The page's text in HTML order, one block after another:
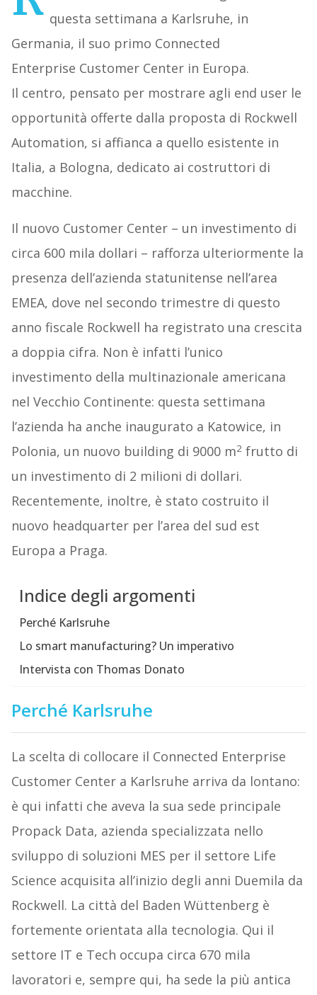
questa settimana a Karlsruhe, in
Germania, il suo primo Connected
Enterprise Customer Center in Europa.
Il centro, pensato per mostrare agli end user le
opportunità offerte dalla proposta di Rockwell
Automation, si affianca a quello esistente in
Italia, a Bologna, dedicato ai costruttori di
macchine.
Il nuovo Customer Center – un investimento di
circa 600 mila dollari – rafforza ulteriormente la
presenza dell’azienda statunitense nell’area
EMEA, dove nel secondo trimestre di questo
anno fiscale Rockwell ha registrato una crescita
a doppia cifra. Non è infatti l’unico
investimento della multinazionale americana
nel Vecchio Continente: questa settimana
l’azienda ha anche inaugurato a Katowice, in
Polonia, un nuovo building di 9000 m2frutto di
un investimento di 2 milioni di dollari.
Recentemente, inoltre, è stato costruito il
nuovo headquarter per l’area del sud est
Europa a Praga.
Indice degli argomenti
Perché Karlsruhe
Lo smart manufacturing? Un imperativo
Intervista con Thomas Donato
Perché Karlsruhe
La scelta di collocare il Connected Enterprise
Customer Center a Karlsruhe arriva da lontano:
è qui infatti che aveva la sua sede principale
Propack Data, azienda specializzata nello
sviluppo di soluzioni MES per il settore Life
Science acquisita all’inizio degli anni Duemila da
Rockwell. La città del Baden Wüttenberg è
fortemente orientata alla tecnologia. Qui il
settore IT e Tech occupa circa 670 mila
lavoratori e, sempre qui, ha sede la più antica